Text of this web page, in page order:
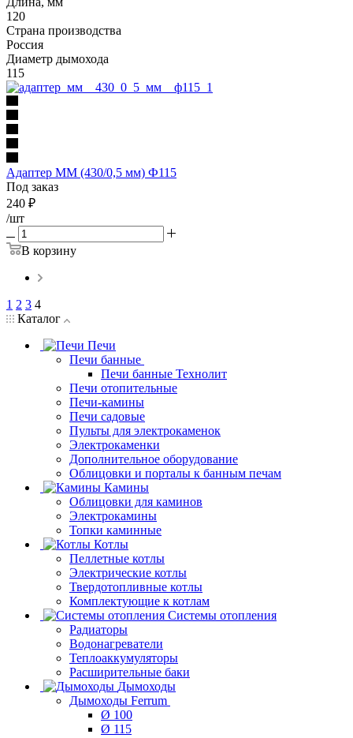
120
Страна производства
Россия
Диаметр дымохода
115
Адаптер ММ (430/0,5 мм) Ф115
Под заказ
240 ₽
/шт
В корзину
1 2 3 4
Каталог
Печи
Печи банные
Печи банные Технолит
Печи отопительные
Печи-камины
Печи садовые
Пульты для электрокаменок
Электрокаменки
Дополнительное оборудование
Облицовки и порталы к банным печам
Камины
Облицовки для каминов
Электрокамины
Топки каминные
Котлы
Пеллетные котлы
Электрические котлы
Твердотопливные котлы
Комплектующие к котлам
Системы отопления
Радиаторы
Водонагреватели
Теплоаккумуляторы
Расширительные баки
Дымоходы
Дымоходы Ferrum
Ø 100
Ø 115